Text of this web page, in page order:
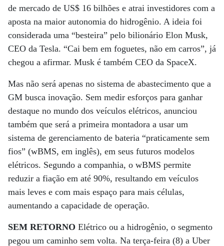
de mercado de US$ 16 bilhões e atrai investidores com a
aposta na maior autonomia do hidrogênio. A ideia foi
considerada uma “besteira” pelo bilionário Elon Musk,
CEO da Tesla. “Cai bem em foguetes, não em carros”, já
chegou a afirmar. Musk é também CEO da SpaceX.
Mas não será apenas no sistema de abastecimento que a
GM busca inovação. Sem medir esforços para ganhar
destaque no mundo dos veículos elétricos, anunciou
também que será a primeira montadora a usar um
sistema de gerenciamento de bateria “praticamente sem
fios” (wBMS, em inglês), em seus futuros modelos
elétricos. Segundo a companhia, o wBMS permite
reduzir a fiação em até 90%, resultando em veículos
mais leves e com mais espaço para mais células,
aumentando a capacidade de operação.
SEM RETORNO Elétrico ou a hidrogênio, o segmento
pegou um caminho sem volta. Na terça-feira (8) a Uber